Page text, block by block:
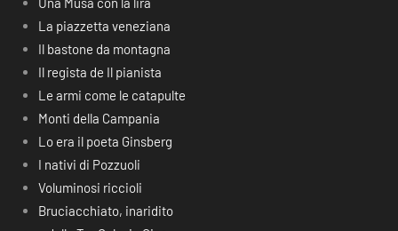
La piazzetta veneziana
Il bastone da montagna
Il regista de Il pianista
Le armi come le catapulte
Monti della Campania
Lo era il poeta Ginsberg
I nativi di Pozzuoli
Voluminosi riccioli
Bruciacchiato, inaridito